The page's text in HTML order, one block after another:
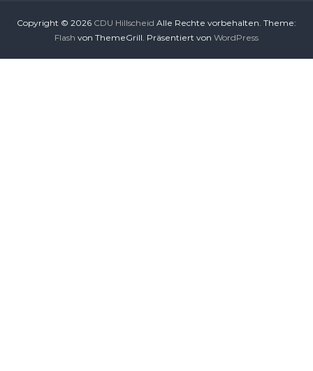
Copyright © 2026 CDU Hillscheid Alle Rechte vorbehalten. Theme:
Flash von ThemeGrill. Präsentiert von WordPress